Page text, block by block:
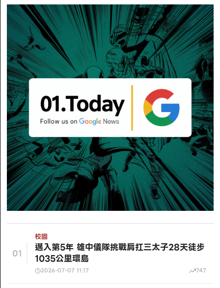
01
校園
邁入第5年 雄中儀隊挑戰肩扛三太子28天徒步
1035公里環島
2026-07-07 11:17 747